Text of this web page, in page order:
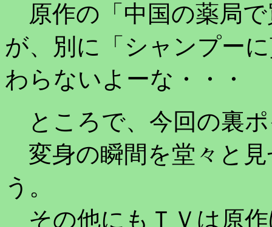
原作の「中国の薬局
が、別に「シャンプー
わらないよーな・・・
ところで、今回の裏
変身の瞬間を堂々と
う。
その他にもＴＶは原